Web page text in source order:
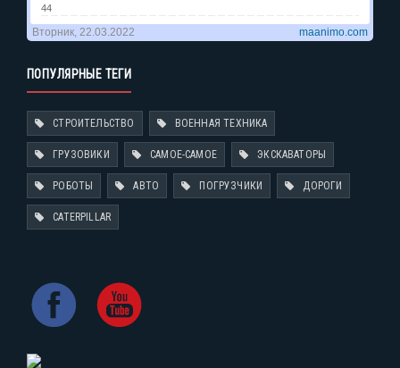
ПОПУЛЯРНЫЕ ТЕГИ
СТРОИТЕЛЬСТВО ВОЕННАЯ ТЕХНИКА
ГРУЗОВИКИ САМОЕ-САМОЕ ЭКСКАВАТОРЫ
РОБОТЫ АВТО ПОГРУЗЧИКИ ДОРОГИ
CATERPILLAR